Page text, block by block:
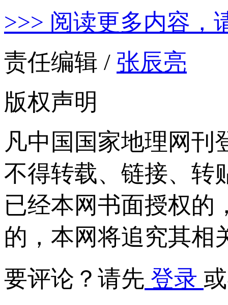
>>> 阅读更多内容，
责任编辑 / 张辰亮
版权声明
凡中国国家地理网刊
不得转载、链接、转
已经本网书面授权的
的，本网将追究其相
要评论？请先 登录